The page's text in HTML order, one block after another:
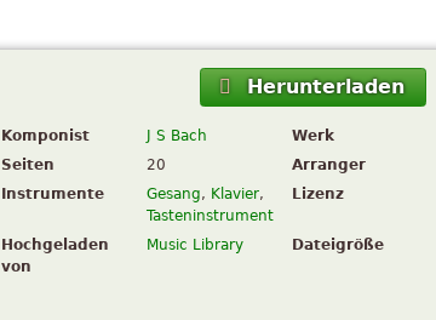
Herunterladen
Komponist J S Bach Werk
Seiten
20 Arranger
Instrumente
Gesang, Klavier,
Tasteninstrument
Lizenz
Hochgeladen
von
Music Library Dateigröße